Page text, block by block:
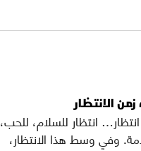
الانتظار
انتظار للسلام، للحب،
وفي وسط هذا الانتظار،